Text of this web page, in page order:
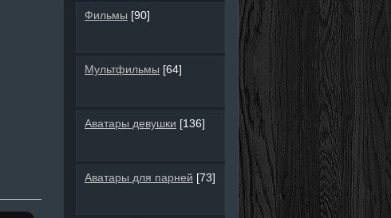
Фильмы [90]
Мультфильмы [64]
Аватары девушки [136]
Аватары для парней [73]